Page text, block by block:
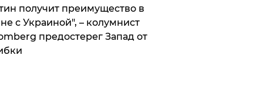
получит преимущество в
с Украиной", – колумнист
предостерег Запад от